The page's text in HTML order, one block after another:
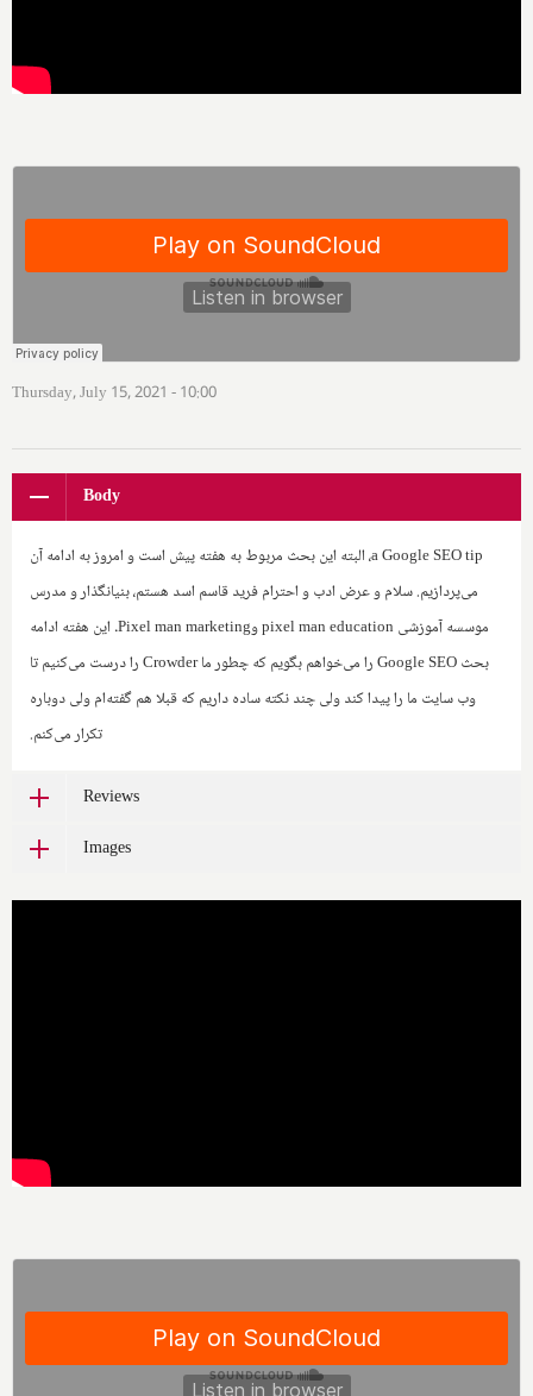
Thursday, July 15, 2021 - 10:00
Body
a Google SEO tip، البته این بحث مربوط به هفته پیش است و امروز به ادامه آن
می‌پردازیم. سلام و عرض ادب و احترام فرید قاسم اسد هستم، بنیانگذار و مدرس
موسسه آموزشی pixel man educationو‌Pixel man marketing. این هفته ‌ادامه
بحثGoogle SEOرا می‌خواهم بگویم که چطور ماCrowderرا درست می‌کنیم تا
وب سایت ما را پیدا کند ولی چند نکته ساده داریم که قبلا هم گفته‌ام ولی دوباره
تکرار می‌کنم.
Reviews
Images